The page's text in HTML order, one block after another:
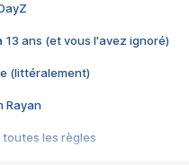
13 ans (et vous l'avez ignoré)
(littéralement)
Rayan
toutes les règles